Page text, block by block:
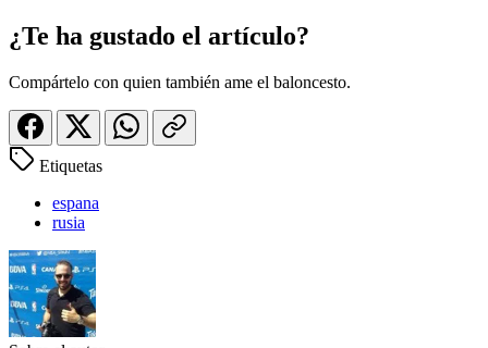
¿Te ha gustado el artículo?
Compártelo con quien también ame el baloncesto.
Etiquetas
espana
rusia